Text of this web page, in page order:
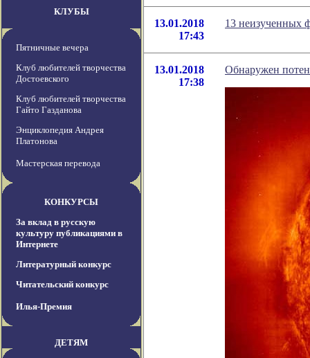
КЛУБЫ
Пятничные вечера
Клуб любителей творчества
Достоевского
Клуб любителей творчества
Гайто Газданова
Энциклопедия Андрея
Платонова
Мастерская перевода
КОНКУРСЫ
За вклад в русскую
культуру публикациями в
Интернете
Литературный конкурс
Читательский конкурс
Илья-Премия
ДЕТЯМ
13.01.2018
17:43
13 неизученных
13.01.2018
17:38
Обнаружен